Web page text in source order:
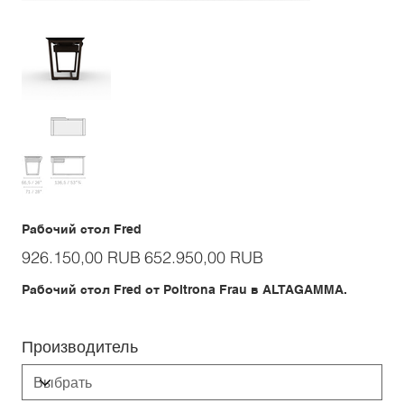
Рабочий стол Fred
Первоначальная
цена
926.150,00 RUB Спеццена
652.950,00 RUB
Рабочий стол Fred от Poltrona Frau в ALTAGAMMA.
Производитель